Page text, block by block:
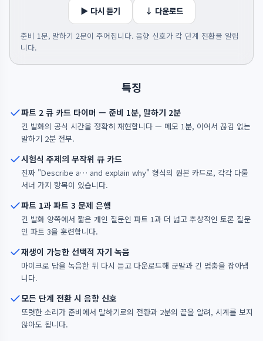
▶ 다시 듣기 ↓ 다운로드
준비 1분, 말하기 2분이 주어집니다. 음향 신호가 각 단계 전환을 알립
니다.
특징
파트 2 큐 카드 타이머 — 준비 1분, 말하기 2분
긴 발화의 공식 시간을 정확히 재현합니다 — 메모 1분, 이어서 끊김 없는
말하기 2분 전부.
시험식 주제의 무작위 큐 카드
진짜 "Describe a… and explain why" 형식의 원본 카드로, 각각 다룰
서너 가지 항목이 있습니다.
파트 1과 파트 3 문제 은행
긴 발화 양쪽에서 짧은 개인 질문인 파트 1과 더 넓고 추상적인 토론 질문
인 파트 3을 훈련합니다.
재생이 가능한 선택적 자기 녹음
마이크로 답을 녹음한 뒤 다시 듣고 다운로드해 군말과 긴 멈춤을 잡아냅
니다.
모든 단계 전환 시 음향 신호
또렷한 소리가 준비에서 말하기로의 전환과 2분의 끝을 알려, 시계를 보지
않아도 됩니다.